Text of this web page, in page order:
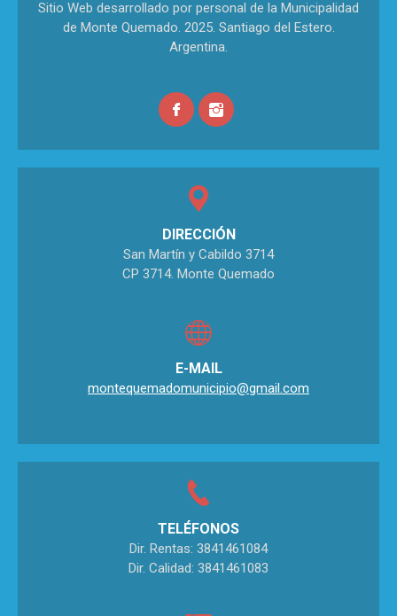
Sitio Web desarrollado por personal de la Municipalidad
de Monte Quemado. 2025. Santiago del Estero.
Argentina.
DIRECCIÓN
San Martín y Cabildo 3714
CP 3714. Monte Quemado
E-MAIL
montequemadomunicipio@gmail.com
TELÉFONOS
Dir. Rentas: 3841461084
Dir. Calidad: 3841461083